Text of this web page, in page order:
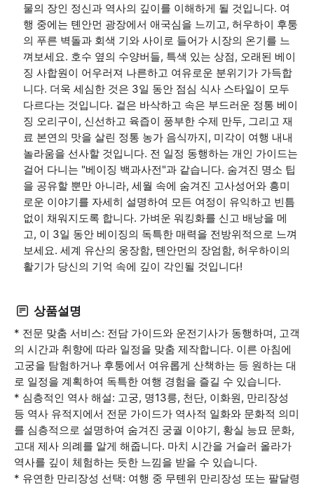
물의 장인 정신과 역사의 깊이를 이해하게 될 것입니다. 여
행 중에는 톈안먼 광장에서 애국심을 느끼고, 허우하이 후퉁
의 푸른 벽돌과 회색 기와 사이로 들어가 시장의 온기를 느
껴보세요. 호수 옆의 수양버들, 특색 있는 상점, 오래된 베이
징 사합원이 어우러져 나른하고 여유로운 분위기가 가득합
니다. 더욱 세심한 것은 3일 동안 점심 식사 스타일이 모두
다르다는 것입니다. 겉은 바삭하고 속은 부드러운 정통 베이
징 오리구이, 신선하고 육즙이 풍부한 수제 만두, 그리고 재
료 본연의 맛을 살린 정통 농가 음식까지, 미각이 여행 내내
놀라움을 선사할 것입니다. 전 일정 동행하는 개인 가이드는
걸어 다니는 "베이징 백과사전"과 같습니다. 숨겨진 명소 팁
을 공유할 뿐만 아니라, 세월 속에 숨겨진 고사성어와 흥미
로운 이야기를 자세히 설명하여 모든 여정이 유익하고 빈틈
없이 채워지도록 합니다. 가벼운 워킹화를 신고 배낭을 메
고, 이 3일 동안 베이징의 독특한 매력을 전방위적으로 느껴
보세요. 세계 유산의 웅장함, 톈안먼의 장엄함, 허우하이의
활기가 당신의 기억 속에 깊이 각인될 것입니다!
상품설명
* 전문 맞춤 서비스: 전담 가이드와 운전기사가 동행하며, 고객
의 시간과 취향에 따라 일정을 맞춤 제작합니다. 이른 아침에
고궁을 탐험하거나 후퉁에서 여유롭게 산책하는 등 원하는 대
로 일정을 계획하여 독특한 여행 경험을 즐길 수 있습니다.
* 심층적인 역사 해설: 고궁, 명13릉, 천단, 이화원, 만리장성
등 역사 유적지에서 전문 가이드가 역사적 일화와 문화적 의미
를 심층적으로 설명하여 숨겨진 궁궐 이야기, 황실 능묘 문화,
고대 제사 의례를 알게 해줍니다. 마치 시간을 거슬러 올라가
역사를 깊이 체험하는 듯한 느낌을 받을 수 있습니다.
* 유연한 만리장성 선택: 여행 중 무톈위 만리장성 또는 팔달령